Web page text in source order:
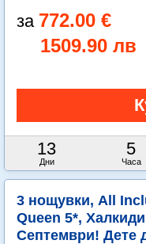
772.00 €
1509.90 лв
13
Дни
5
Часа
3 нощувки, All
Queen 5*,
Септември! Дете